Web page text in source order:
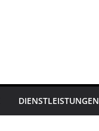
DIENSTLEISTUNGEN